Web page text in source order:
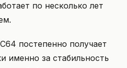
по несколько лет
постепенно получает
именно за стабильность